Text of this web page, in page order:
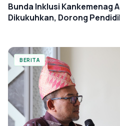
Bunda Inklusi Kankemenag
Dikukuhkan, Dorong
BERITA